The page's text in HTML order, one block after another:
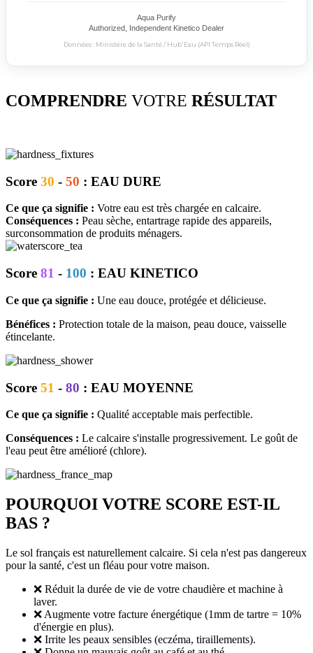
Aqua Purify
Authorized, Independent Kinetico Dealer
Données : Ministère de la Santé / Hub'Eau (API Temps Réel)
COMPRENDRE VOTRE RÉSULTAT
Score 30 - 50 : EAU DURE
Ce que ça signifie : Votre eau est très chargée en calcaire.
Conséquences : Peau sèche, entartrage rapide des appareils,
surconsommation de produits ménagers.
Score 81 - 100 : EAU KINETICO
Ce que ça signifie : Une eau douce, protégée et délicieuse.
Bénéfices : Protection totale de la maison, peau douce, vaisselle
étincelante.
Score 51 - 80 : EAU MOYENNE
Ce que ça signifie : Qualité acceptable mais perfectible.
Conséquences : Le calcaire s'installe progressivement. Le goût de
l'eau peut être amélioré (chlore).
POURQUOI VOTRE SCORE EST-IL
BAS ?
Le sol français est naturellement calcaire. Si cela n'est pas dangereux
pour la santé, c'est un fléau pour votre maison.
❌ Réduit la durée de vie de votre chaudière et machine à
laver.
❌ Augmente votre facture énergétique (1mm de tartre = 10%
d'énergie en plus).
❌ Irrite les peaux sensibles (eczéma, tiraillements).